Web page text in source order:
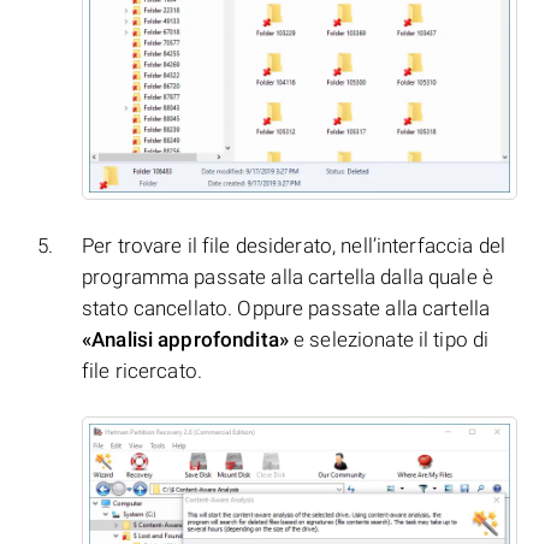
Per trovare il file desiderato, nell’interfaccia del
programma passate alla cartella dalla quale è
stato cancellato. Oppure passate alla cartella
«Analisi approfondita»e selezionate il tipo di
file ricercato.